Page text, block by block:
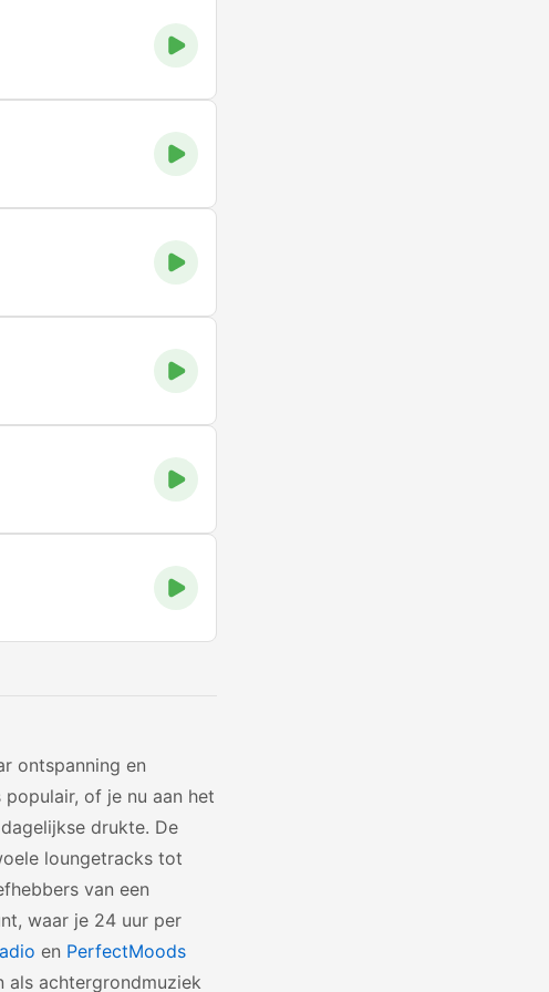
ontspanning en
of je nu aan het
drukte. De
loungetracks tot
van een
waar je 24 uur per
en PerfectMoods
als achtergrondmuziek